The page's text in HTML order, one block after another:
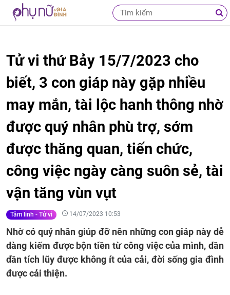
Tử vi thứ Bảy 15/7/2023 cho
biết, 3 con giáp này gặp nhiều
may mắn, tài lộc hanh thông nhờ
được quý nhân phù trợ, sớm
được thăng quan, tiến chức,
công việc ngày càng suôn sẻ, tài
vận tăng vùn vụt
Tâm linh - Tử vi 14/07/2023 10:53
Nhờ có quý nhân giúp đỡ nên những con giáp này dễ
dàng kiếm được bộn tiền từ công việc của mình, dần
dần tích lũy được không ít của cải, đời sống gia đình
được cải thiện.